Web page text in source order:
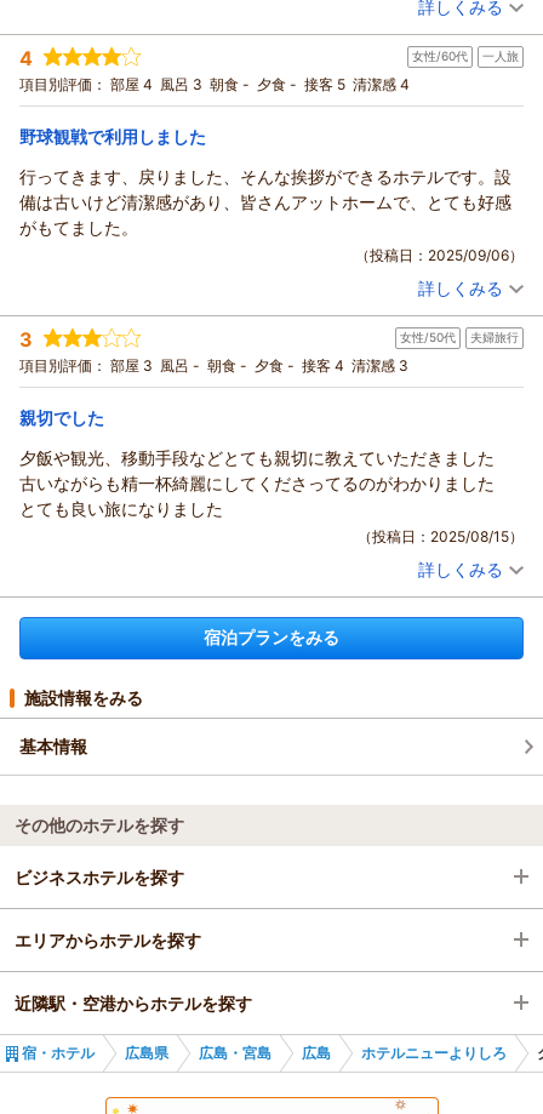
また、門限が11時ということでその点も注意が必要です。
お部屋はとてもレトロですが広さを感じました。
また、夜9時頃までフロント前で軽食を配布するサービスをしてい
がたかったです。
なお、アメニティは限られていて、浴室にはボディソープとリン
スインシャンプー、歯ブラシなど最低限のものが置いてあるだけ
でしたので、スキンケア類は用意していかないといけません。
また、部屋に備え付けのドライヤーはこれまたレトロでかなりか
ということで多少人を選ぶかもしれませんが、きちんと宿のスタ
イルを理解した上で訪問すれば、コスパがいいと感じられると思
います。
宿泊時期： 2025年10月宿泊 (出張)
投稿者： きなこさん
宿泊プラン： 【禁煙】セミダブル☆無料ＷiＦi＆ＬＡＮ接続可☆素泊まり
セミダブル 食事なし
宿泊価格帯： 6,001～7,000円(大人一人あたり/税込)
詳しくみる
4 女性/60代 一人旅
項目別評価： 部屋 4 風呂 3 朝食 - 夕食 - 接客 5 清潔感 4
野球観戦で利用しました
行ってきます、戻りました、そんな挨拶ができるホテルです。設
備は古いけど清潔感があり、皆さんアットホームで、とても好感
がもてました。
（投稿日：2025/09/06）
投稿者： ジョルノさん(女性/60代)
宿泊プラン： 【禁煙】シングル素泊まりプラン★全室ＷiＦi＆有線ＬＡＮ接
続無料★
シングル 食事なし
宿泊価格帯： 6,001～7,000円(大人一人あたり/税込)
詳しくみる
3 女性/50代 夫婦旅行
項目別評価： 部屋 3 風呂 - 朝食 - 夕食 - 接客 4 清潔感 3
親切でした
夕飯や観光、移動手段などとても親切に教えていただきました
古いながらも精一杯綺麗にしてくださってるのがわかりました
とても良い旅になりました
（投稿日：2025/08/15）
投稿者： ぱんらさん(女性/50代)
宿泊プラン： 【禁煙】セミダブル☆無料ＷiＦi＆ＬＡＮ接続可☆素泊まり
詳しくみる
宿泊プランをみる
施設情報をみる
基本情報
その他のホテルを探す
ビジネスホテルを探す
広島県
広島・宮島
広島
エリアからホテルを探す
広島県
広島・宮島
近隣駅・空港からホテルを探す
広島駅
宿・ホテル 広島県 広島・宮島 広島 ホテルニューよりしろ